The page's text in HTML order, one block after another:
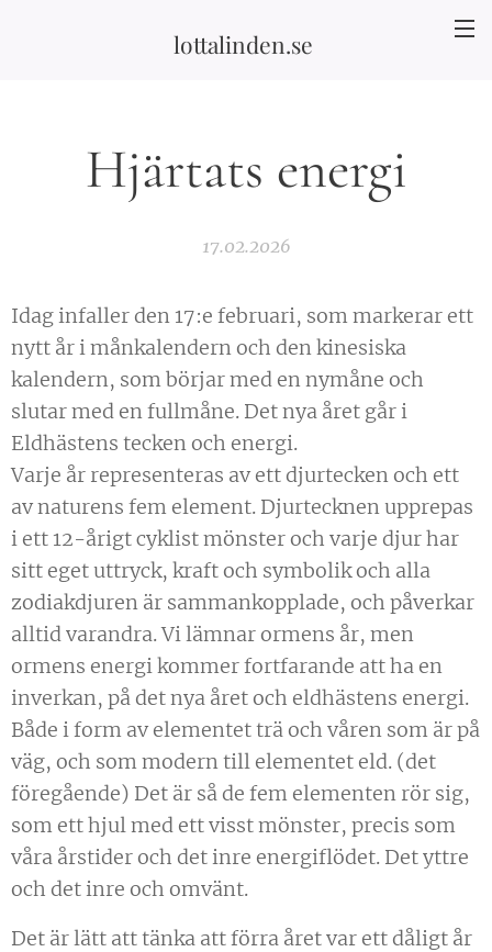
lottalinden.se
Hjärtats energi
17.02.2026
Idag infaller den 17:e februari, som markerar ett
nytt år i månkalendern och den kinesiska
kalendern, som börjar med en nymåne och
slutar med en fullmåne. Det nya året går i
Eldhästens tecken och energi.
Varje år representeras av ett djurtecken och ett
av naturens fem element. Djurtecknen upprepas
i ett 12-årigt cyklist mönster och varje djur har
sitt eget uttryck, kraft och symbolik och alla
zodiakdjuren är sammankopplade, och påverkar
alltid varandra. Vi lämnar ormens år, men
ormens energi kommer fortfarande att ha en
inverkan, på det nya året och eldhästens energi.
Både i form av elementet trä och våren som är på
väg, och som modern till elementet eld. (det
föregående) Det är så de fem elementen rör sig,
som ett hjul med ett visst mönster, precis som
våra årstider och det inre energiflödet. Det yttre
och det inre och omvänt.
Det är lätt att tänka att förra året var ett dåligt år